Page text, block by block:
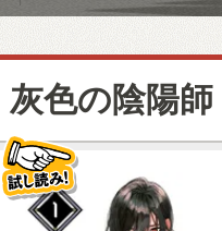
灰色の陰陽師
試し読み！